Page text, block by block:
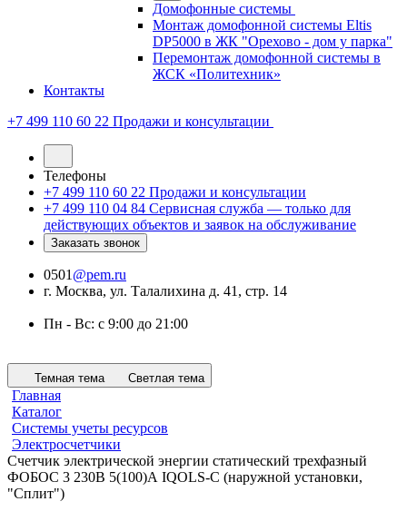
Домофонные системы
Монтаж домофонной системы Eltis
DP5000 в ЖК "Орехово - дом у парка"
Перемонтаж домофонной системы в
ЖСК «Политехник»
Контакты
+7 499 110 60 22 Продажи и консультации
Телефоны
+7 499 110 60 22 Продажи и консультации
+7 499 110 04 84 Сервисная служба — только для
действующих объектов и заявок на обслуживание
Заказать звонок
0501 @pem.ru
г. Москва, ул. Талалихина д. 41, стр. 14
Пн - Вс: с 9:00 до 21:00
Темная тема Светлая тема
Главная
Каталог
Системы учеты ресурсов
Электросчетчики
Счетчик электрической энергии статический трехфазный
ФОБОС 3 230В 5(100)А IQOLS-С (наружной установки,
"Сплит")